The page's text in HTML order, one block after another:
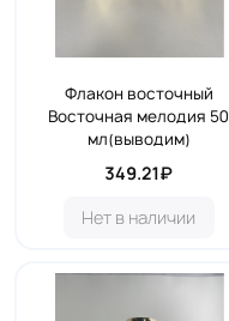
Флакон восточный
Восточная мелодия 50
мл(выводим)
349.21₽
Нет в наличии